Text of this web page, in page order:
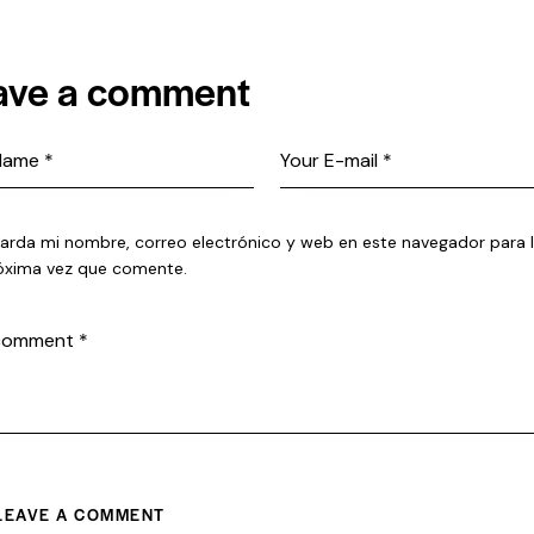
a comment
mi nombre, correo electrónico y web en este navegador para
vez que comente.